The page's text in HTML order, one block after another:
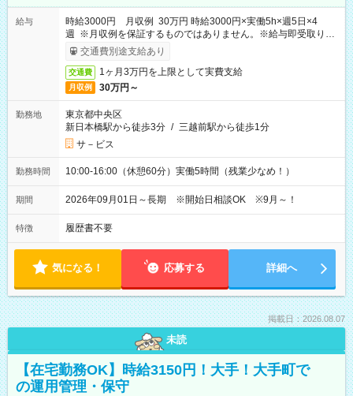
給与
時給3000円 月収例 30万円 時給3000円×実働5h×週5日×4
週 ※月収例を保証するものではありません。※給与即受取りサ
ービス利用可（利用条件有）
交通費別途支給あり
交通費 1ヶ月3万円を上限として実費支給
月収例 30万円～
勤務地
東京都中央区
新日本橋駅から徒歩3分 / 三越前駅から徒歩1分
サ－ビス
勤務時間 10:00-16:00（休憩60分）実働5時間（残業少なめ！）
期間 2026年09月01日～長期 ※開始日相談OK ※9月～！
特徴 履歴書不要
気になる！ 応募する 詳細へ
掲載日：2026.08.07
未読
【在宅勤務OK】時給3150円！大手！大手町で
の運用管理・保守